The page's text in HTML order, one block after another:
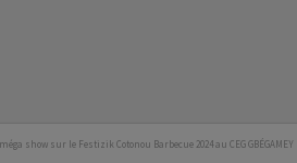
show sur le Festizik Cotonou Barbecue 2024 au CEG GBÉGAMEY